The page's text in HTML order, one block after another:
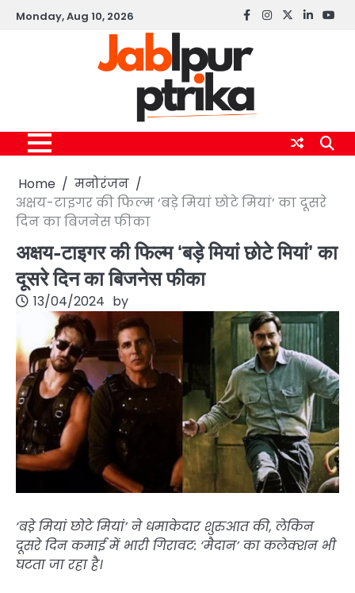
SkipMonday, Aug 10, 2026 Facebook
instagram
twitterlinkedin
Home
मनोरंजन
अक्षय-टाइगर की फिल्म ‘बड़े मियां छोटे मियां’ का दूसरे
दिन का बिजनेस फीका
अक्षय-टाइगर की फिल्म ‘बड़े मियां छोटे मियां’ का
दूसरे दिन का बिजनेस फीका
13/04/2024 by
‘बडे़ मियां छोटे मियां’ ने धमाकेदार शुरुआत की, लेकिन
दूसरे दिन कमाई में भारी गिरावट: ‘मैदान’ का कलेक्शन भी
घटता जा रहा है।